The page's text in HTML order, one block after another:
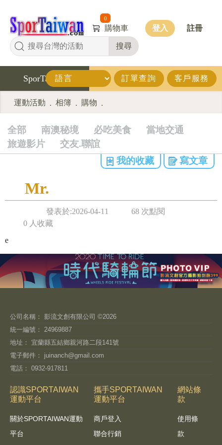
搜尋
0
購物車 登入 註冊
SporTaiwan 訂單查詢 客戶服務
運動活動 . 相簿 . 購物 .
全部 南澳秘境 必吃美食
當地交通
旅遊影片
交友.聯誼
我的收藏
寫文章
Mr.
發表於:2026-04-11
68 次點閱
0 人收藏
e
公司名稱： 影流文創有限公司 ©2026
統一編號： 24969887
地址： 宜蘭縣五結鄉親河路二段141號
電子郵件： juinanch@gmail.com
電話： 0932-917811
認識SPORTAIWAN
運動平台
關於SPORTAIWAN運動
平台
攜手SPORTAIWAN
運動平台
商戶登入
聯合行銷
網站條
款
使用條
款